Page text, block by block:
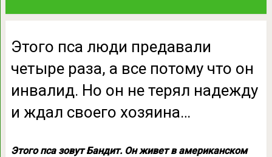
Этого пса люди предавали
четыре раза, а все потому что он
инвалид. Но он не терял надежду
и ждал своего хозяина…
Этого пса зовут Бандит. Он живет в американском